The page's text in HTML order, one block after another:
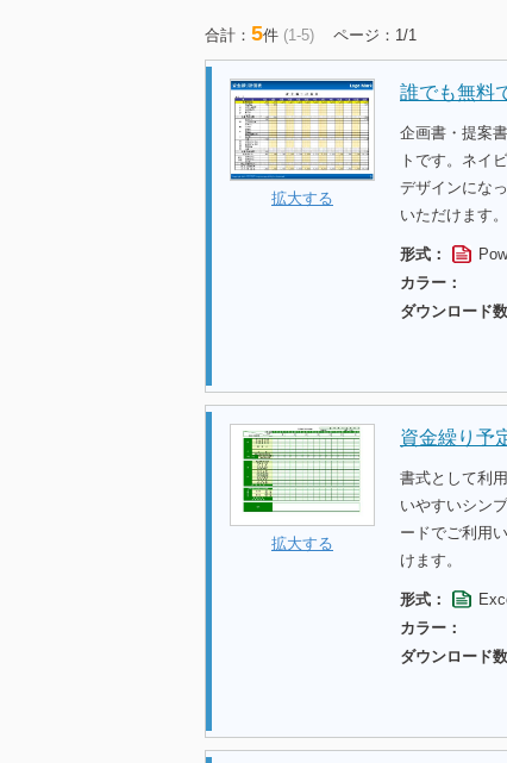
合計： 5件 (1-5) ページ：1/1
拡大する
誰でも無料
企画書・提案
トです。ネイ
デザインにな
いただけます。
形式：
カラー：
ダウンロード数
拡大する
資金繰り予
書式として利
いやすいシン
ードでご利用
けます。
形式：
カラー：
ダウンロード数